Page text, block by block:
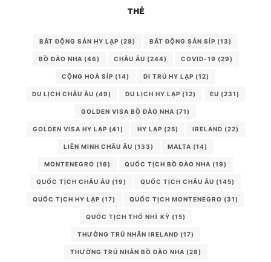
THẺ
BẤT ĐỘNG SẢN HY LẠP (28) BẤT ĐỘNG SẢN SÍP (13)
BỒ ĐÀO NHA (46) CHÂU ÂU (244) COVID-19 (29)
CỘNG HOÀ SÍP (14) DI TRÚ HY LẠP (12)
DU LỊCH CHÂU ÂU (49) DU LỊCH HY LẠP (12) EU (231)
GOLDEN VISA BỒ ĐÀO NHA (71)
GOLDEN VISA HY LẠP (41) HY LẠP (25) IRELAND (22)
LIÊN MINH CHÂU ÂU (133) MALTA (14)
MONTENEGRO (16) QUỐC TỊCH BỒ ĐÀO NHA (19)
QUỐC TỊCH CHÂU ÂU (19) QUỐC TỊCH CHÂU ÂU (145)
QUỐC TỊCH HY LẠP (17) QUỐC TỊCH MONTENEGRO (31)
QUỐC TỊCH THỔ NHĨ KỲ (15)
THƯỜNG TRÚ NHÂN IRELAND (17)
THƯỜNG TRÚ NHÂN BỒ ĐÀO NHA (28)